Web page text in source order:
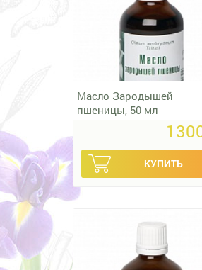
Масло Зародышей
пшеницы, 50 мл